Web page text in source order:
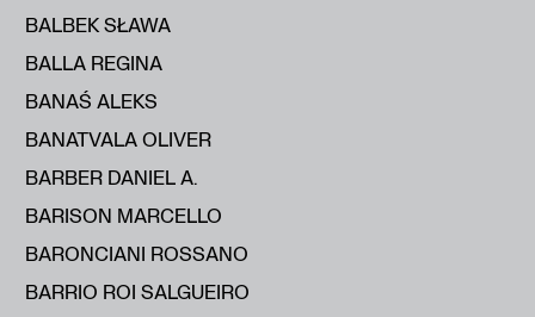
BALBEK SŁAWA
BALLA REGINA
BANAŚ ALEKS
BANATVALA OLIVER
BARBER DANIEL A.
BARISON MARCELLO
BARONCIANI ROSSANO
BARRIO ROI SALGUEIRO